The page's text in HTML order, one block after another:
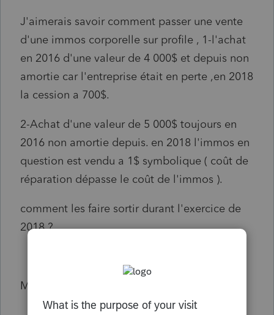
J'aimerais savoir comment passer une vente
d'une immos corporelle sur profile , 1-l'achat
en 2016 d'une valeur de 4 000$ et depuis non
amortie car l'entreprise était en perte ,en 2018
la cession a 700$.
2-Achat d'une valeur de 5 000$ toujours en
2016 non amortie depuis. en 2018 l'immos en
question est vendu a 1$ symbolique ( coût de
réparation dépasse le coût de l'immos ).
comment les faire sortir durant l'exercice de
2018 ?
Merci pour votre réponse